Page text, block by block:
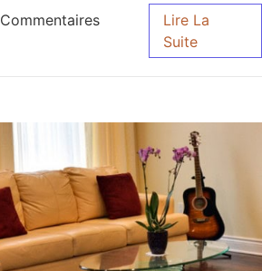
Commentaires
Lire La
Suite